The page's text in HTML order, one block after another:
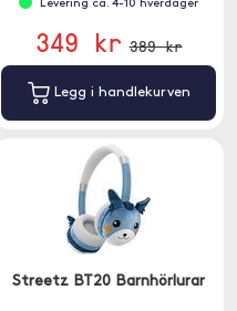
Levering ca. 4-10 hverdager
349 kr 389 kr
Legg i handlekurven
Streetz BT20 Barnhörlurar